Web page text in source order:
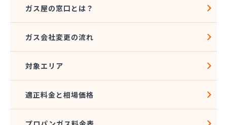
株式会社宇都宮プロパン容器検査工場
株式会社菊泉
株式会社県民ガス保安センター
株式会社高圧容器検査所
株式会社篠田商店
株式会社小野里商店 佐野営業所
ガス屋の窓口とは？
ガス会社変更の流れ
対象エリア
適正料金と相場価格